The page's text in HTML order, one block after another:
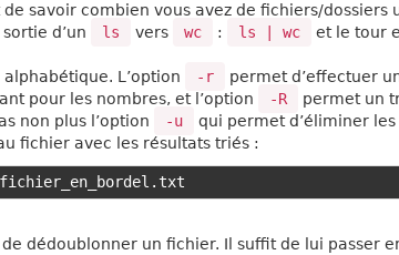
savoir combien vous avez de fichiers/dossiers
d’un
ls vers wc : ls | wc
et le tour
L’option
-r
permet d’effectuer
pour les nombres, et l’option
-R
permet un
non plus l’option
-u qui permet d’éliminer
fichier avec les résultats triés :
dédoublonner un fichier. Il suffit de lui passer